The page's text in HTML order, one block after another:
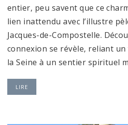
entier, peu savent que ce
lien inattendu avec l’illustre
Jacques-de-Compostelle.
connexion se révèle, reliant un
la Seine à un sentier spirituel
LIRE